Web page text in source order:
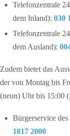
Telefonzentrale
dem Inland): 030
Telefonzentrale
dem Ausland):
Zudem bietet das
der von Montag bis
(neun) Uhr bis 15:00
Bürgerservice
1817 2000